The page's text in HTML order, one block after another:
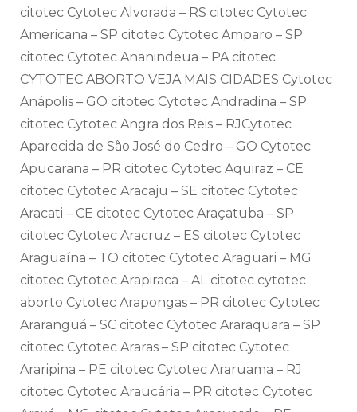
citotec Cytotec Alvorada – RS citotec Cytotec
Americana – SP citotec Cytotec Amparo – SP
citotec Cytotec Ananindeua – PA citotec
CYTOTEC ABORTO VEJA MAIS CIDADES Cytotec
Anápolis – GO citotec Cytotec Andradina – SP
citotec Cytotec Angra dos Reis – RJCytotec
Aparecida de São José do Cedro – GO Cytotec
Apucarana – PR citotec Cytotec Aquiraz – CE
citotec Cytotec Aracaju – SE citotec Cytotec
Aracati – CE citotec Cytotec Araçatuba – SP
citotec Cytotec Aracruz – ES citotec Cytotec
Araguaína – TO citotec Cytotec Araguari – MG
citotec Cytotec Arapiraca – AL citotec cytotec
aborto Cytotec Arapongas – PR citotec Cytotec
Araranguá – SC citotec Cytotec Araraquara – SP
citotec Cytotec Araras – SP citotec Cytotec
Araripina – PE citotec Cytotec Araruama – RJ
citotec Cytotec Araucária – PR citotec Cytotec